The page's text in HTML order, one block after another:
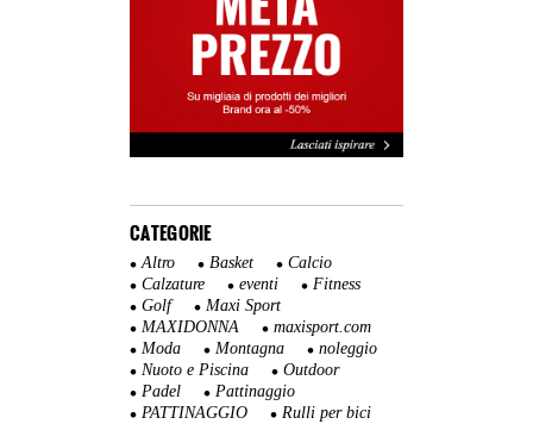
CATEGORIE
Altro Basket
Calcio
Calzature
eventi
Fitness
Golf
Maxi Sport
MAXIDONNA
maxisport.com
Moda
Montagna
noleggio
Nuoto e Piscina
Outdoor
Padel
Pattinaggio
PATTINAGGIO
Rulli per bici